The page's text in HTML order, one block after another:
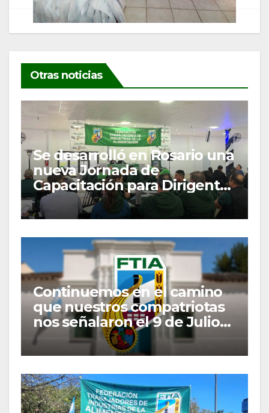
Otras noticias
Se desarrolló en Rosario una
nueva Jornada de
Capacitación para Dirigentes
y Delegados Gremiales
Continuemos en el camino
que nuestros compatriotas
nos señalaron el 9 de Julio
de 1816